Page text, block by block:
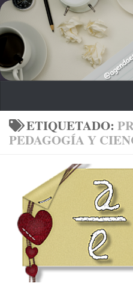
Saltar al contenido
ETIQUETADO:
PEDAGOGÍA Y